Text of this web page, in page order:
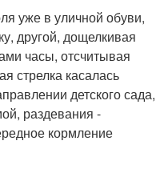
уже в уличной обуви,
другой, дощелкивая
часы, отсчитывая
стрелка касалась
детского сада,
раздевания -
кормление